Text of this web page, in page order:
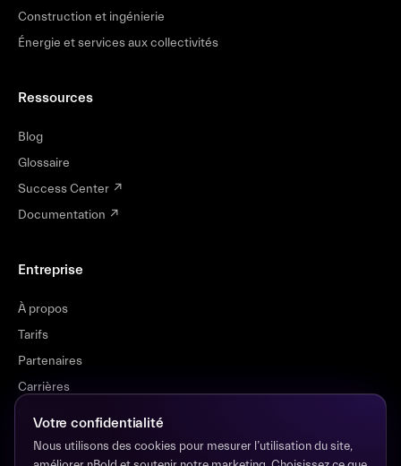
Construction et ingénierie
Énergie et services aux collectivités
Ressources
Blog
Glossaire
Success Center ↗
Documentation ↗
Entreprise
À propos
Tarifs
Partenaires
Carrières
Votre confidentialité
Nous utilisons des cookies pour mesurer l’utilisation du site,